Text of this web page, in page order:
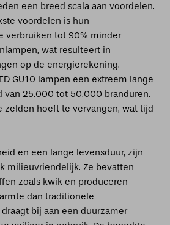
een breed scala aan voordelen.
voordelen is hun
verbruiken tot 90% minder
wat resulteert in
op de energierekening.
GU10 lampen een extreem lange
van 25.000 tot 50.000 branduren.
zelden hoeft te vervangen, wat tijd
en een lange levensduur, zijn
milieuvriendelijk. Ze bevatten
zoals kwik en produceren
dan traditionele
bij aan een duurzamer